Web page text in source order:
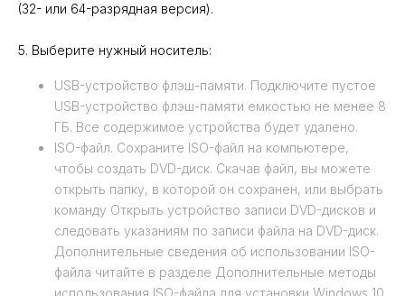
(32- или 64-разрядная версия).
5. Выберите нужный носитель:
USB-устройство флэш-памяти. Подключите пустое
USB-устройство флэш-памяти емкостью не менее 8
ГБ. Все содержимое устройства будет удалено.
ISO-файл. Сохраните ISO-файл на компьютере,
чтобы создать DVD-диск. Скачав файл, вы можете
открыть папку, в которой он сохранен, или выбрать
команду Открыть устройство записи DVD-дисков и
следовать указаниям по записи файла на DVD-диск.
Дополнительные сведения об использовании ISO-
файла читайте в разделе Дополнительные методы